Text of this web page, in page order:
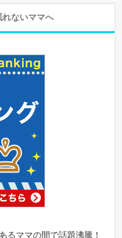
ないママへ
るママの間で話題沸騰！